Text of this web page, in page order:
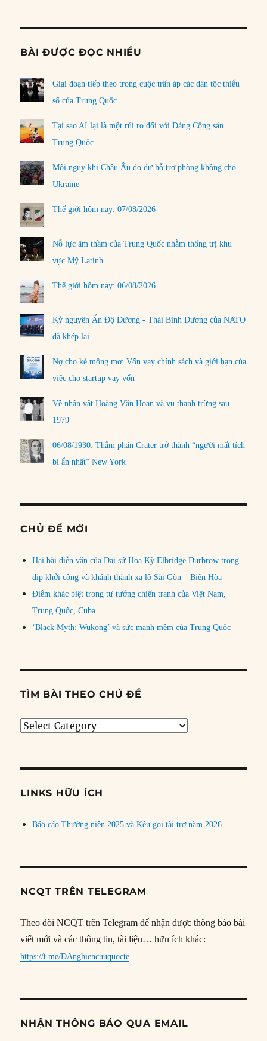
BÀI ĐƯỢC ĐỌC NHIỀU
Giai đoạn tiếp theo trong cuộc trấn áp các dân tộc thiểu
số của Trung Quốc
Tại sao AI lại là một rủi ro đối với Đảng Cộng sản
Trung Quốc
Mối nguy khi Châu Âu do dự hỗ trợ phòng không cho
Ukraine
Thế giới hôm nay: 07/08/2026
Nỗ lực âm thầm của Trung Quốc nhằm thống trị khu
vực Mỹ Latinh
Thế giới hôm nay: 06/08/2026
Kỷ nguyên Ấn Độ Dương - Thái Bình Dương của NATO
đã khép lại
Nợ cho kẻ mộng mơ: Vốn vay chính sách và giới hạn của
việc cho startup vay vốn
Về nhân vật Hoàng Văn Hoan và vụ thanh trừng sau
1979
06/08/1930: Thẩm phán Crater trở thành “người mất tích
bí ẩn nhất” New York
CHỦ ĐỀ MỚI
Hai bài diễn văn của Đại sứ Hoa Kỳ Elbridge Durbrow trong
dịp khởi công và khánh thành xa lộ Sài Gòn – Biên Hòa
Điểm khác biệt trong tư tưởng chiến tranh của Việt Nam,
Trung Quốc, Cuba
‘Black Myth: Wukong’ và sức mạnh mềm của Trung Quốc
TÌM BÀI THEO CHỦ ĐỀ
Tìm
đề
LINKS HỮU ÍCH
Báo cáo Thường niên 2025 và Kêu gọi tài trợ năm 2026
NCQT TRÊN TELEGRAM
Theo dõi NCQT trên Telegram để nhận được thông báo bài
viết mới và các thông tin, tài liệu… hữu ích khác:
https://t.me/DAnghiencuuquocte
NHẬN THÔNG BÁO QUA EMAIL